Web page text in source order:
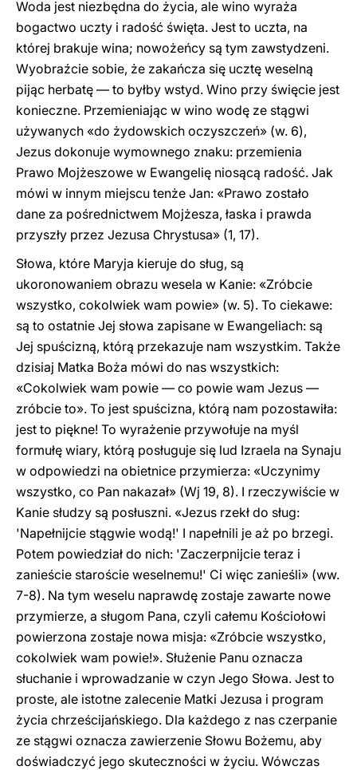
Woda jest niezbędna do życia, ale wino wyraża
bogactwo uczty i radość święta. Jest to uczta, na
której brakuje wina; nowożeńcy są tym zawstydzeni.
Wyobraźcie sobie, że zakańcza się ucztę weselną
pijąc herbatę — to byłby wstyd. Wino przy święcie jest
konieczne. Przemieniając w wino wodę ze stągwi
używanych «do żydowskich oczyszczeń» (w. 6),
Jezus dokonuje wymownego znaku: przemienia
Prawo Mojżeszowe w Ewangelię niosącą radość. Jak
mówi w innym miejscu tenże Jan: «Prawo zostało
dane za pośrednictwem Mojżesza, łaska i prawda
przyszły przez Jezusa Chrystusa» (1, 17).
Słowa, które Maryja kieruje do sług, są
ukoronowaniem obrazu wesela w Kanie: «Zróbcie
wszystko, cokolwiek wam powie» (w. 5). To ciekawe:
są to ostatnie Jej słowa zapisane w Ewangeliach: są
Jej spuścizną, którą przekazuje nam wszystkim. Także
dzisiaj Matka Boża mówi do nas wszystkich:
«Cokolwiek wam powie — co powie wam Jezus —
zróbcie to». To jest spuścizna, którą nam pozostawiła:
jest to piękne! To wyrażenie przywołuje na myśl
formułę wiary, którą posługuje się lud Izraela na Synaju
w odpowiedzi na obietnice przymierza: «Uczynimy
wszystko, co Pan nakazał» (Wj 19, 8). I rzeczywiście w
Kanie słudzy są posłuszni. «Jezus rzekł do sług:
'Napełnijcie stągwie wodą!' I napełnili je aż po brzegi.
Potem powiedział do nich: 'Zaczerpnijcie teraz i
zanieście staroście weselnemu!' Ci więc zanieśli» (ww.
7-8). Na tym weselu naprawdę zostaje zawarte nowe
przymierze, a sługom Pana, czyli całemu Kościołowi
powierzona zostaje nowa misja: «Zróbcie wszystko,
cokolwiek wam powie!». Służenie Panu oznacza
słuchanie i wprowadzanie w czyn Jego Słowa. Jest to
proste, ale istotne zalecenie Matki Jezusa i program
życia chrześcijańskiego. Dla każdego z nas czerpanie
ze stągwi oznacza zawierzenie Słowu Bożemu, aby
doświadczyć jego skuteczności w życiu. Wówczas